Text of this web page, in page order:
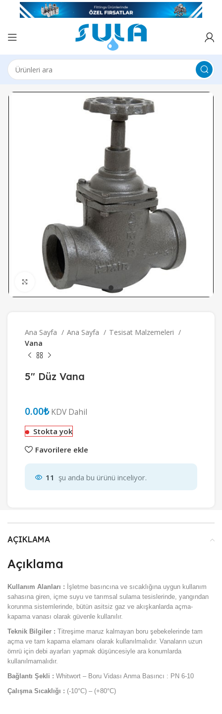
Büyütmek için tıklayın
Ana Sayfa Ana Sayfa
Tesisat Malzemeleri
Vana
5″ Düz Vana
₺
Stokta yok
Favorilere ekle
11 şu anda bu ürünü inceliyor.
AÇIKLAMA
Açıklama
Kullanım Alanları : İşletme basıncına ve sıcaklığına uygun kullanım
sahasına giren, içme suyu ve tarımsal sulama tesislerinde, yangından
korunma sistemlerinde, bütün asitsiz gaz ve akışkanlarda açma-
kapama vanası olarak güvenle kullanılır.
Teknik Bilgiler : Titreşime maruz kalmayan boru şebekelerinde tam
açma ve tam kapama elamanı olarak kullanılmalıdır. Vanaların uzun
ömrü için debi ayarları yapmak düşüncesiyle ara konumlarda
kullanılmamalıdır.
Bağlantı Şekli : Whitwort – Boru Vidası Anma Basıncı : PN 6-10
Çalışma Sıcaklığı : (-10°C) – (+80°C)